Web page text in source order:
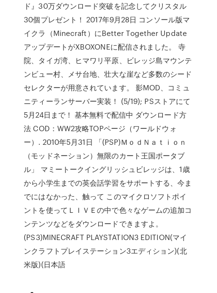
ド』30万ダウンロード突破を記念してクリスタル
30個プレゼント！ 2017年9月28日 コンソール版マ
イクラ（Minecraft）にBetter Together Update
アップデートがXBOXONEに配信されました。 寺
院、タイガ湾、ヒマワリ平原、ビレッジ島マウンテ
ンビュー村、メサ台地、壮大な崖など多数のシード
セレクターが用意されています。 影MOD、コミュ
ニティーランサーバー実装！ (5/19); PSストアにて
5月24日まで！ 基本無料で配信中 ダウンロード方
法 COD：WW2攻略TOPページ（ワールドウォ
ー）. 2010年5月31日 「(PSP)ＭｏｄＮａｔｉｏｎ
（モッドネーション）無限のカート王国ポータブ
ル」 マミートークイングリッシュビレッジは、1歳
から小学生までの英会話学習をサポートする、今ま
でにはなかった、触って このマイクロソフトポイ
ントを使ってＬＩＶＥの中で色々なゲームの追加コ
ンテンツなどをダウンロードできますよ。
(PS3)MINECRAFT PLAYSTATION3 EDITION(マイ
ンクラフトプレイステーション3エディション)(北
米版)(日本語